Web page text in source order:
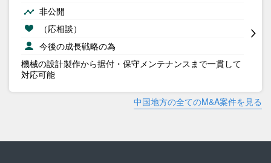
非公開
（応相談）
今後の成長戦略の為
機械の設計製作から据付・保守メンテナンスまで一貫して
対応可能
中国地方の全てのM&A案件を見る